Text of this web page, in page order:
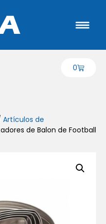
0
Artículos de
de Balon de Football